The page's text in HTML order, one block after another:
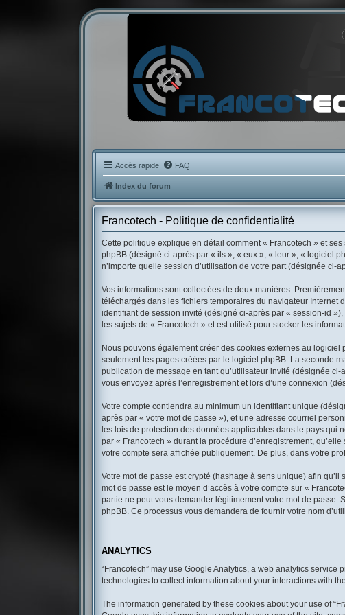
Accès rapide FAQ
Index du forum
Francotech - Politique de confidentialité
Cette politique explique en détail comment « Francotech » et
phpBB (désigné ci-après par « ils », « eux », « leur », « logiciel
n’importe quelle session d’utilisation de votre part (désignée ci-
Vos informations sont collectées de deux manières.
téléchargés dans les fichiers temporaires du navigateur Internet
identifiant de session invité (désigné ci-après par « session-id
les sujets de « Francotech » et est utilisé pour stocker les
Nous pouvons également créer des cookies externes au
seulement les pages créées par le logiciel phpBB. La seconde
publication de message en tant qu’utilisateur invité (désignée
vous envoyez après l’enregistrement et lors d’une connexion
Votre compte contiendra au minimum un identifiant unique
après par « votre mot de passe »), et une adresse courriel
les lois de protection des données applicables dans le pays qui
par « Francotech » durant la procédure d’enregistrement,
votre compte sera affichée publiquement. De plus, dans votre
Votre mot de passe est crypté (hashage à sens unique) afin
mot de passe est le moyen d’accès à votre compte sur «
partie ne peut vous demander légitimement votre mot de passe.
phpBB. Ce processus vous demandera de fournir votre nom
ANALYTICS
“Francotech” may use Google Analytics, a web analytics
technologies to collect information about your interactions with
The information generated by these cookies about your use of